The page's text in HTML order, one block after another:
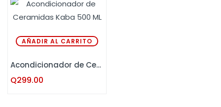
AÑADIR AL CARRITO
Acondicionador de Ceramidas Kaba 500 ML
Q299.00
CREATE AN ACCOUNT